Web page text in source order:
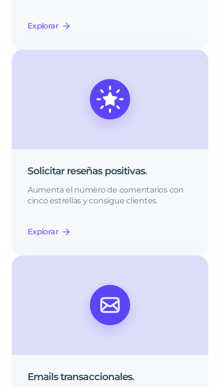
Explorar
Solicitar reseñas positivas.
Aumenta el número de comentarios con
cinco estrellas y consigue clientes.
Explorar
Emails transaccionales.